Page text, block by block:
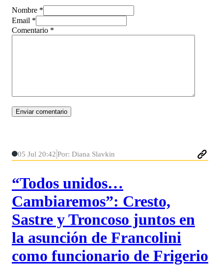
Nombre *
Email *
Comentario *
05 Jul 20:42 Por: Diana Slavkin
“Todos unidos…
Cambiaremos”: Cresto,
Sastre y Troncoso juntos en
la asunción de Francolini
como funcionario de Frigerio